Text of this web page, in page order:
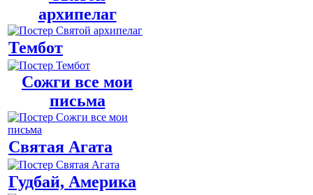
архипелаг
Тембот
Сожги все мои
письма
Святая Агата
Гудбай, Америка